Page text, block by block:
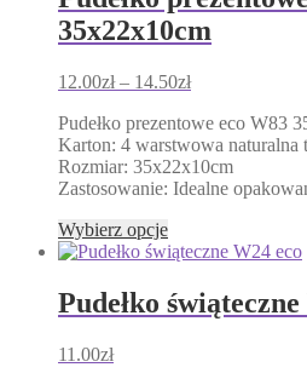
wariantów.
Opcje
wybrać
stronie
produktu
35x22x10cm
12.00zł – 14.50złZakres
od
12.00zł
do
14.50zł
Pudełko prezentowe eco W83
Karton: 4 warstwowa naturalna
Rozmiar: 35x22x10cm
Zastosowanie: Idealne
Wybierz opcjeTen
produkt
wiele
wariantów.
Pudełko
11.00zł